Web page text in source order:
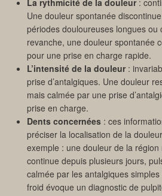
La rythmicité de la douleur:
Une douleur spontanée
périodes douloureuses longues ou
revanche, une douleur spontanée
pour une prise en charge rapide.
L’intensité de la douleur:
prise d’antalgiques. Une douleur
mais calmée par une prise
prise en charge.
Dents concernées : ces
préciser la localisation de la
exemple : une douleur de la
continue depuis plusieurs jours,
calmée par les antalgiques
froid évoque un diagnostic de